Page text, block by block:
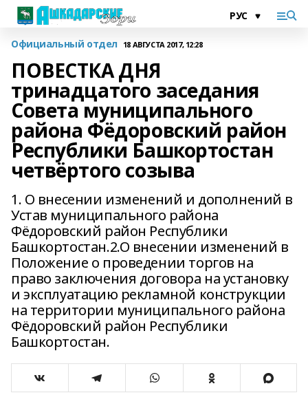
Официальный отдел 18 АВГУСТА 2017, 12:28
ПОВЕСТКА ДНЯ
тринадцатого заседания
Совета муниципального
района Фёдоровский район
Республики Башкортостан
четвёртого созыва
1. О внесении изменений и дополнений в
Устав муниципального района
Фёдоровский район Республики
Башкортостан.2.О внесении изменений в
Положение о проведении торгов на
право заключения договора на установку
и эксплуатацию рекламной конструкции
на территории муниципального района
Фёдоровский район Республики
Башкортостан.